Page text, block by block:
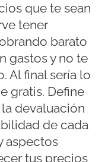
que te sean
tener
barato
gastos y no te
Al final sería lo
gratis. Define
devaluación
de cada
aspectos
tus precios